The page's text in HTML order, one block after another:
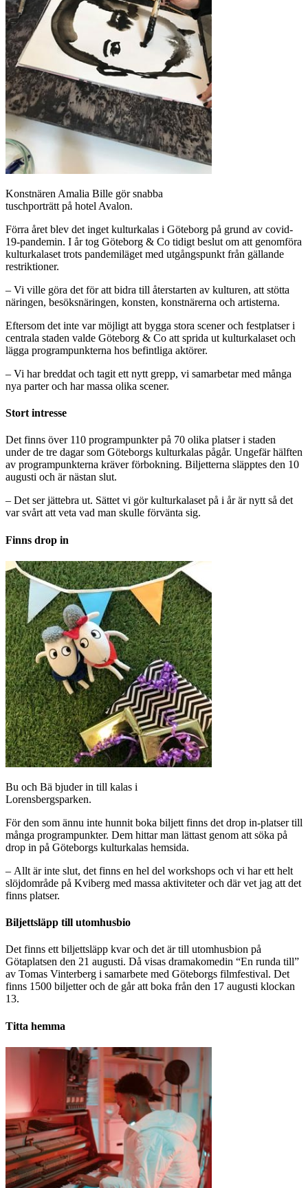
Konstnären Amalia Bille gör snabba
tuschporträtt på hotel Avalon.
Förra året blev det inget kulturkalas i Göteborg på grund av covid-
19-pandemin. I år tog Göteborg & Co tidigt beslut om att genomföra
kulturkalaset trots pandemiläget med utgångspunkt från gällande
restriktioner.
– Vi ville göra det för att bidra till återstarten av kulturen, att stötta
näringen, besöksnäringen, konsten, konstnärerna och artisterna.
Eftersom det inte var möjligt att bygga stora scener och festplatser i
centrala staden valde Göteborg & Co att sprida ut kulturkalaset och
lägga programpunkterna hos befintliga aktörer.
– Vi har breddat och tagit ett nytt grepp, vi samarbetar med många
nya parter och har massa olika scener.
Stort intresse
Det finns över 110 programpunkter på 70 olika platser i staden
under de tre dagar som Göteborgs kulturkalas pågår. Ungefär hälften
av programpunkterna kräver förbokning. Biljetterna släpptes den 10
augusti och är nästan slut.
– Det ser jättebra ut. Sättet vi gör kulturkalaset på i år är nytt så det
var svårt att veta vad man skulle förvänta sig.
Finns drop in
Bu och Bä bjuder in till kalas i
Lorensbergsparken.
För den som ännu inte hunnit boka biljett finns det drop in-platser till
många programpunkter. Dem hittar man lättast genom att söka på
drop in på Göteborgs kulturkalas hemsida.
– Allt är inte slut, det finns en hel del workshops och vi har ett helt
slöjdområde på Kviberg med massa aktiviteter och där vet jag att det
finns platser.
Biljettsläpp till utomhusbio
Det finns ett biljettsläpp kvar och det är till utomhusbion på
Götaplatsen den 21 augusti. Då visas dramakomedin “En runda till”
av Tomas Vinterberg i samarbete med Göteborgs filmfestival. Det
finns 1500 biljetter och de går att boka från den 17 augusti klockan
13.
Titta hemma